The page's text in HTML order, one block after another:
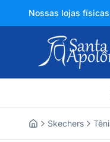
Nossas lojas físicas
Skechers